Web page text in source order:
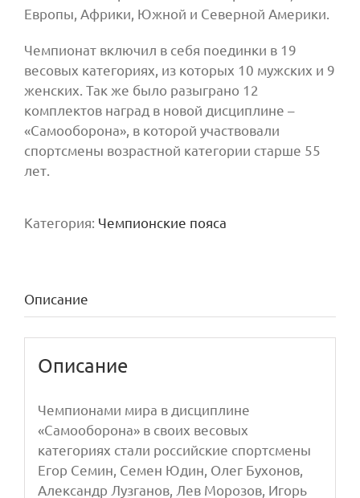
Европы, Африки, Южной и Северной Америки.
Чемпионат включил в себя поединки в 19
весовых категориях, из которых 10 мужских и 9
женских. Так же было разыграно 12
комплектов наград в новой дисциплине –
«Самооборона», в которой участвовали
спортсмены возрастной категории старше 55
лет.
Категория: Чемпионские пояса
Описание
Описание
Чемпионами мира в дисциплине
«Самооборона» в своих весовых
категориях стали российские спортсмены
Егор Семин, Семен Юдин, Олег Бухонов,
Александр Лузганов, Лев Морозов, Игорь